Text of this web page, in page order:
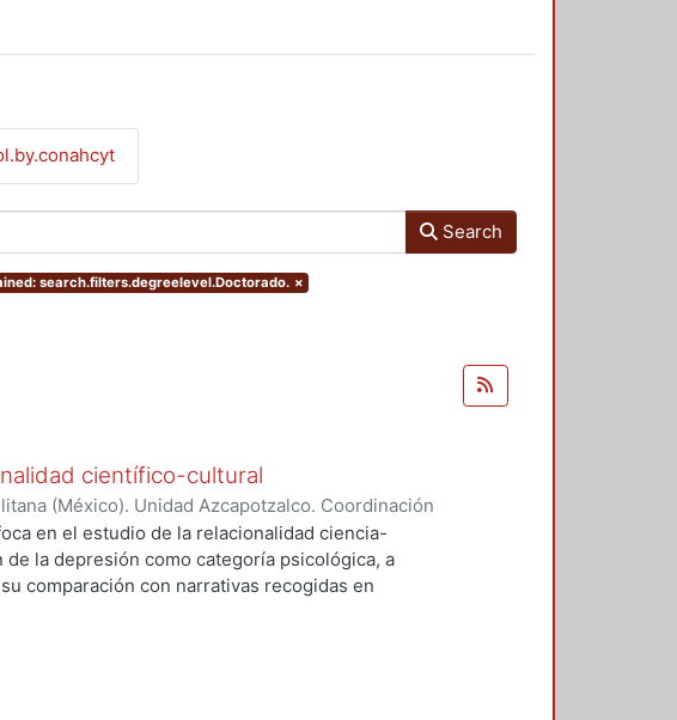
Search
search.filters.degreelevel.Doctorado. ×
científico-cultural
(México). Unidad Azcapotzalco. Coordinación
09-02 )Huerta Muñoz, Laura
en el estudio de la relacionalidad ciencia-
la depresión como categoría psicológica, a
comparación con narrativas recogidas en